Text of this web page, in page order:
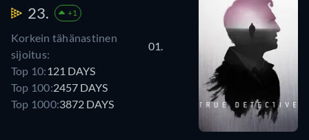
23. +1
Korkein tähänastinen
sijoitus:
01.
Top 10: 121 DAYS
Top 100:2457 DAYS
Top 1000:3872 DAYS